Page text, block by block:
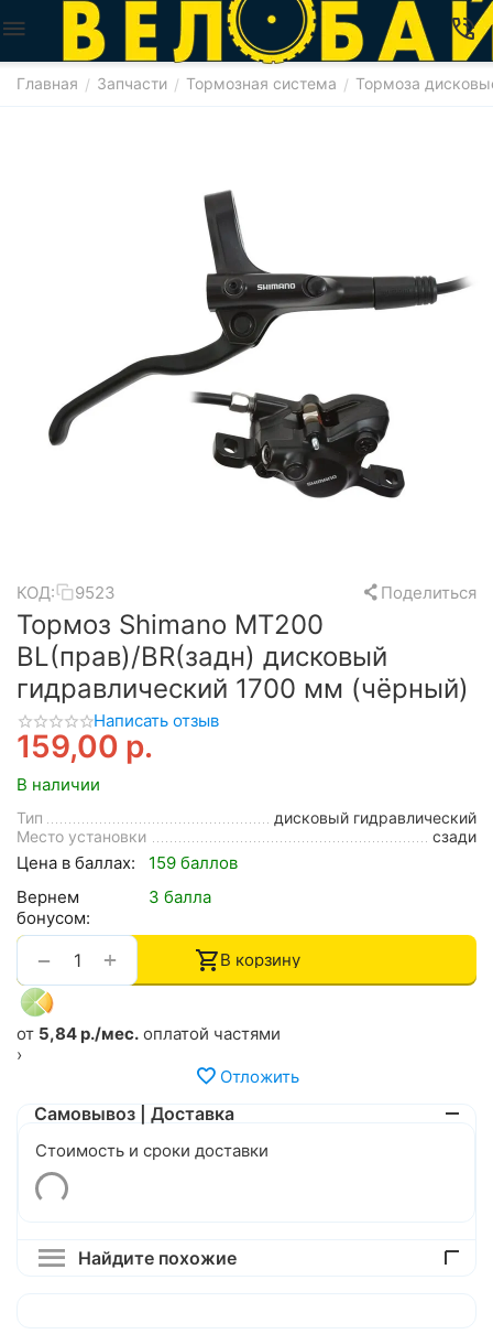
Главная / Запчасти / Тормозная система / Тормоза
КОД: 9523 Поделиться
Тормоз Shimano MT200
BL(прав)/BR(задн) дисковый
гидравлический 1700 мм (чёрный)
Написать отзыв
159,00 р.
В наличии
Тип
дисковый гидравлический
Место установки
сзади
Цена в баллах:
159 баллов
Вернем
бонусом:
3 балла
+
− В корзину
от 5,84 р./мес. оплатой частями
›
Отложить
Самовывоз | Доставка
Стоимость и сроки доставки
Найдите похожие